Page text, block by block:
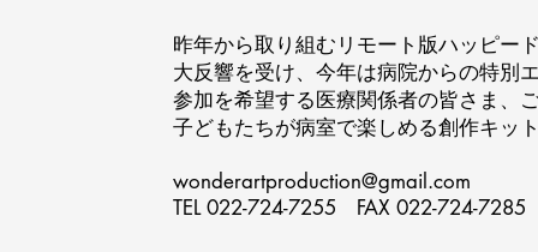
昨年から取り組むリモート版ハッピー
大反響を受け、今年は病院からの特別
参加を希望する医療関係者の皆さま、
子どもたちが病室で楽しめる創作キッ
wonderartproduction@gmail.com
TEL 022-724-7255 FAX 022-724-7285